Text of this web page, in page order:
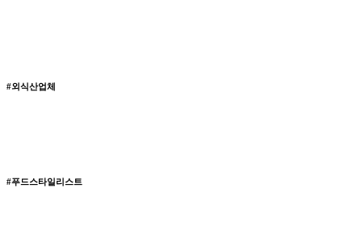
#외식산업체
#푸드스타일리스트